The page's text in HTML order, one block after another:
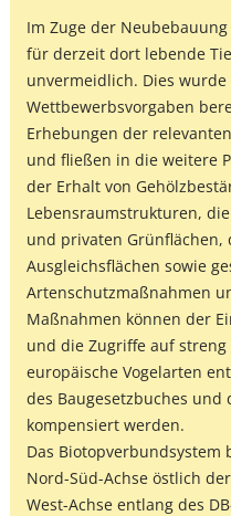
Im Zuge der
für derzeit dort lebende
unvermeidlich. Dies
Wettbewerbsvorgaben
Erhebungen der
und fließen in die weitere
der Erhalt von
Lebensraumstrukturen,
und privaten Grünflächen,
Ausgleichsflächen sowie
Artenschutzmaßnahmen
Maßnahmen können der
und die Zugriffe auf
europäische Vogelarten
des Baugesetzbuches und
kompensiert werden.
Das
Nord-Süd-Achse östlich
West-Achse entlang des